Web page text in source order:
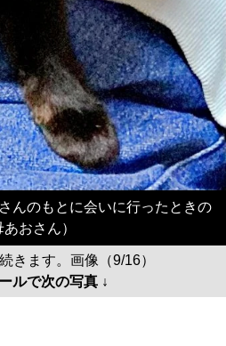
んのもとに会いに行ったときの
おさん）
きます。画像（9/16）
ルで次の写真 ↓